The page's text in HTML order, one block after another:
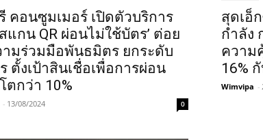
คอนซูมเมอร์ เปิดตัวบริการ
แกน QR ผ่อนไม่ใช้บัตร’ ต่อย
มร่วมมือพันธมิตร ยกระดับ
ตั้งเป้าสินเชื่อเพื่อการผ่อน
ตกว่า 10%
- 13/08/2024 0
สุดเอ็
กำลัง
ความ
16%
Wimvipa -